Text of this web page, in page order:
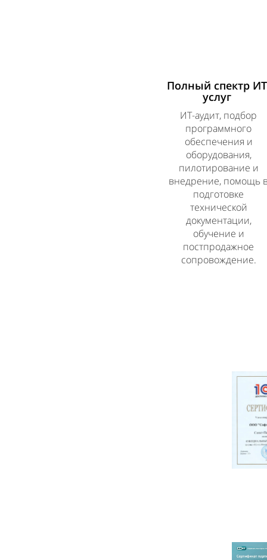
Полный спектр
услуг
ИТ-аудит, подбор
программного
обеспечения и
оборудования,
пилотирование и
внедрение, помощь
подготовке
технической
документации,
обучение и
постпродажное
сопровождение.